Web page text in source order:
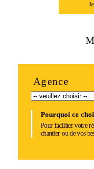
Agence
Pourquoi ce
Pour faciliter votre
chantier ou de vos